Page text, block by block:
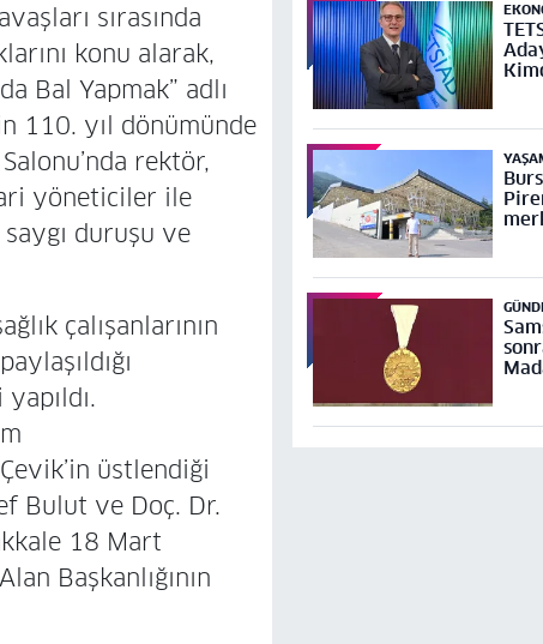
sırasında
konu alarak,
Bal Yapmak” adlı
110. yıl dönümünde
rektör,
yöneticiler ile
duruşu ve
çalışanlarının
üstlendiği
Bulut ve Doç. Dr.
18 Mart
Başkanlığının